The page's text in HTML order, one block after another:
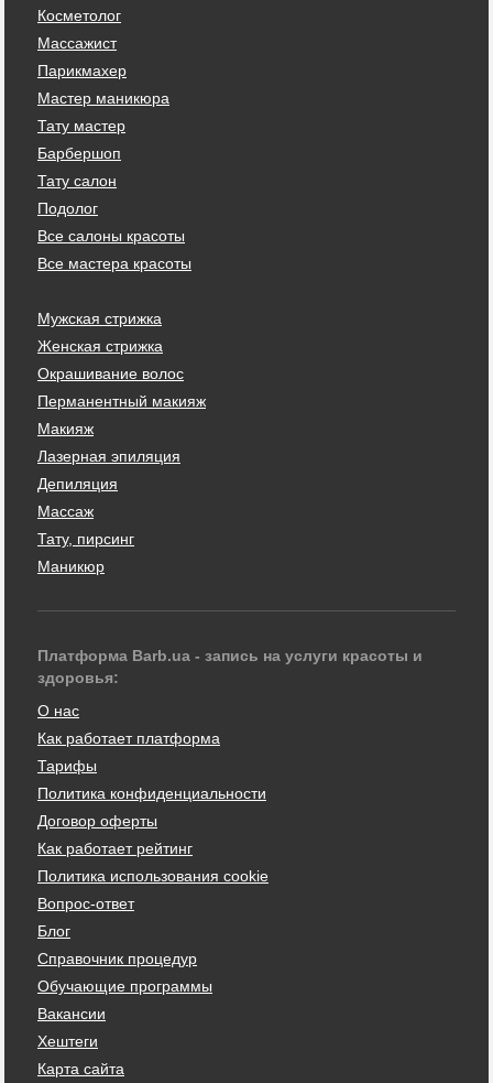
Косметолог
Массажист
Парикмахер
Мастер маникюра
Тату мастер
Барбершоп
Тату салон
Подолог
Все салоны красоты
Все мастера красоты
Мужская стрижка
Женская стрижка
Окрашивание волос
Перманентный макияж
Макияж
Лазерная эпиляция
Депиляция
Массаж
Тату, пирсинг
Маникюр
Платформа Barb.ua - запись на услуги красоты и
здоровья:
О нас
Как работает платформа
Тарифы
Политика конфиденциальности
Договор оферты
Как работает рейтинг
Политика использования cookie
Вопрос-ответ
Блог
Справочник процедур
Обучающие программы
Вакансии
Хештеги
Карта сайта